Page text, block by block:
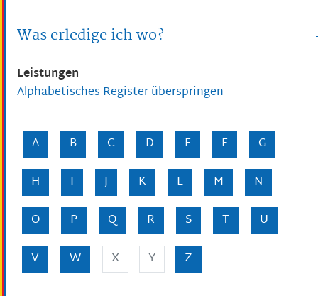
Was erledige ich wo?
Leistungen
Alphabetisches Register überspringen
A B C D E F
G
H
I J K L M
N
O
P Q R S T
U
V
W X Y Z